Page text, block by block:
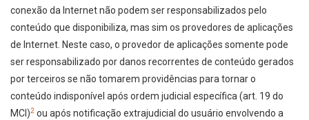
conexão da Internet não podem ser responsabilizados pelo
conteúdo que disponibiliza, mas sim os provedores de aplicações
de Internet. Neste caso, o provedor de aplicações somente pode
ser responsabilizado por danos recorrentes de conteúdo gerados
por terceiros se não tomarem providências para tornar o
conteúdo indisponível após ordem judicial específica (art. 19 do
MCI)2 ou após notificação extrajudicial do usuário envolvendo a